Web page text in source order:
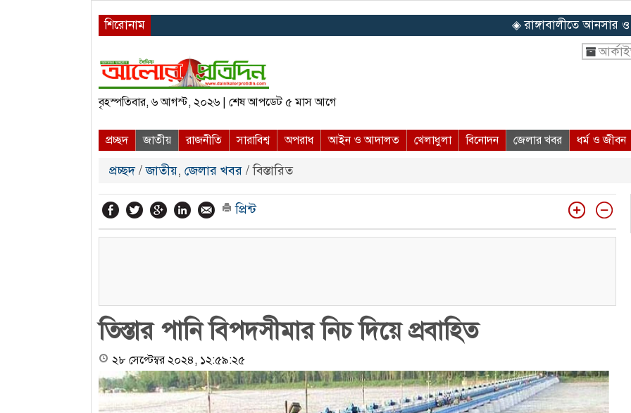
শিরোনাম ◈ রাঙ্গাবালীতে আনসার ও
বৃহস্পতিবার, ৬ আগস্ট, ২০২৬ | শেষ আপডেট ৫ মাস আগে
প্রচ্ছদ জাতীয় রাজনীতি সারাবিশ্ব অপরাধ আইন ও আদালত খেলাধুলা বিনোদন জেলার খবর ধর্ম ও জীবন
প্রচ্ছদ/জাতীয়, জেলার খবর/ বিস্তারিত
প্রিন্ট
তিস্তার পানি বিপদসীমার নিচ দিয়ে প্রবাহিত
২৮ সেপ্টেম্বর ২০২৪, ১২:৫৯:২৫